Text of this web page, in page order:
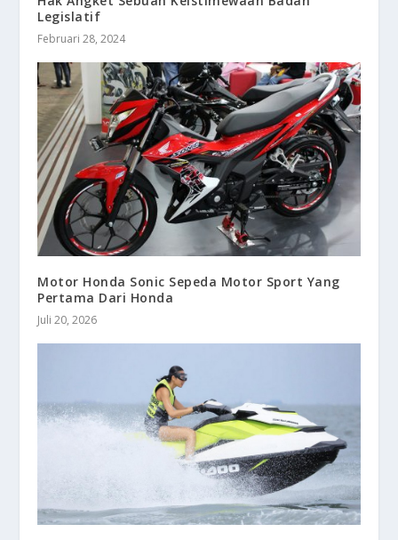
Legislatif
Februari 28, 2024
Motor Honda Sonic Sepeda Motor Sport Yang
Pertama Dari Honda
Juli 20, 2026